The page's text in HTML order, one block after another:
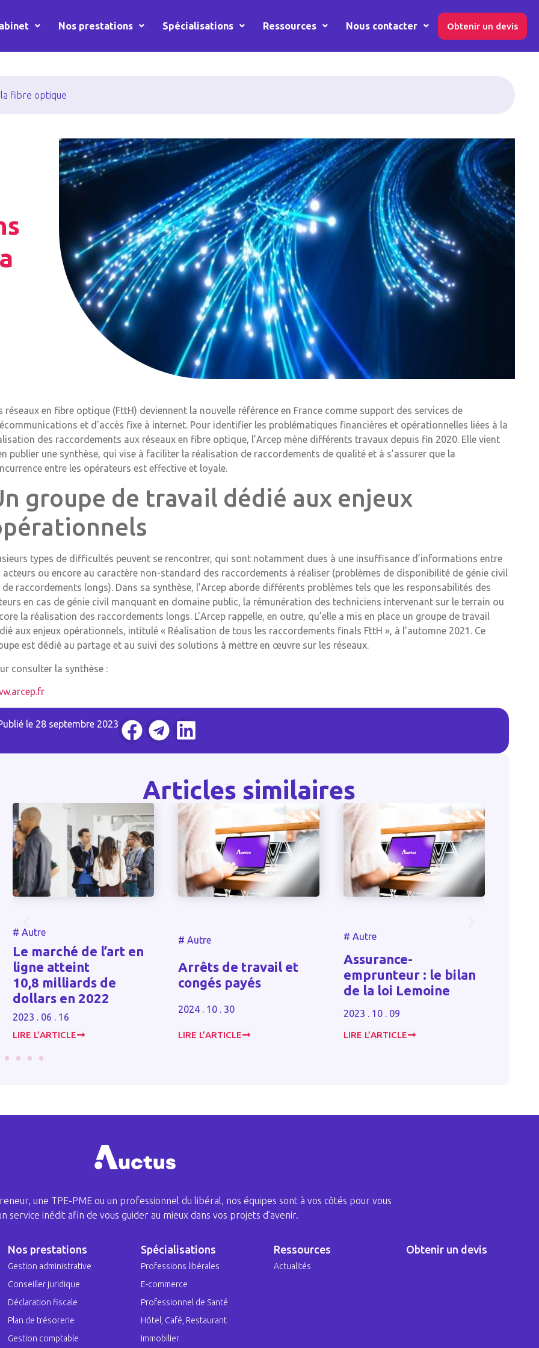
Nos prestations Spécialisations Ressources Nous contacter Obtenir un devis
fibre optique
réseaux en fibre optique (FttH) deviennent la nouvelle référence en France comme support des services de
et d’accès fixe à internet. Pour identifier les problématiques financières et opérationnelles liées à la
des raccordements aux réseaux en fibre optique, l’Arcep mène différents travaux depuis fin 2020. Elle vient
publier une synthèse, qui vise à faciliter la réalisation de raccordements de qualité et à s’assurer que la
entre les opérateurs est effective et loyale.
groupe de travail dédié aux enjeux
types de difficultés peuvent se rencontrer, qui sont notamment dues à une insuffisance d’informations entre
acteurs ou encore au caractère non-standard des raccordements à réaliser (problèmes de disponibilité de génie civil
de raccordements longs). Dans sa synthèse, l’Arcep aborde différents problèmes tels que les responsabilités des
en cas de génie civil manquant en domaine public, la rémunération des techniciens intervenant sur le terrain ou
la réalisation des raccordements longs. L’Arcep rappelle, en outre, qu’elle a mis en place un groupe de travail
aux enjeux opérationnels, intitulé « Réalisation de tous les raccordements finals FttH », à l’automne 2021. Ce
est dédié au partage et au suivi des solutions à mettre en œuvre sur les réseaux.
consulter la synthèse :
le 28 septembre 2023
Articles similaires
# Autre
Le marché de l’art en
ligne atteint
10,8 milliards de
dollars en 2022
2023 . 06 . 16
LIRE L’ARTICLE
# Autre
Arrêts de travail et
congés payés
2024 . 10 . 30
LIRE L’ARTICLE
# Autre
Assurance-
emprunteur : le bilan
de la loi Lemoine
2023 . 10 . 09
LIRE L’ARTICLE
une TPE-PME ou un professionnel du libéral, nos équipes sont à vos côtés pour vous
service inédit afin de vous guider au mieux dans vos projets d’avenir.
Nos prestations
Gestion administrative
Conseiller juridique
Déclaration fiscale
Plan de trésorerie
Gestion comptable
Spécialisations
Professions libérales
E-commerce
Professionnel de Santé
Hôtel, Café, Restaurant
Immobilier
Ressources
Actualités
Obtenir un devis